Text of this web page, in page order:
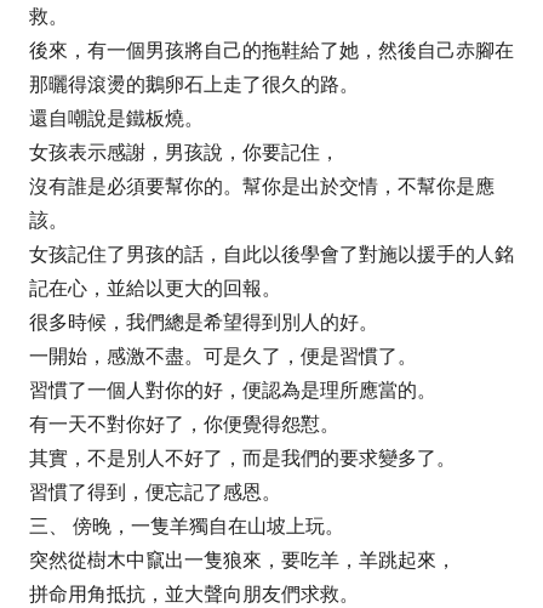
救。
後來，有一個男孩將自己的拖鞋給了她，然後自己赤腳在
那曬得滾燙的鵝卵石上走了很久的路。
還自嘲說是鐵板燒。
女孩表示感謝，男孩說，你要記住，
沒有誰是必須要幫你的。幫你是出於交情，不幫你是應
該。
女孩記住了男孩的話，自此以後學會了對施以援手的人銘
記在心，並給以更大的回報。
很多時候，我們總是希望得到別人的好。
一開始，感激不盡。可是久了，便是習慣了。
習慣了一個人對你的好，便認為是理所應當的。
有一天不對你好了，你便覺得怨懟。
其實，不是別人不好了，而是我們的要求變多了。
習慣了得到，便忘記了感恩。
三、 傍晚，一隻羊獨自在山坡上玩。
突然從樹木中竄出一隻狼來，要吃羊，羊跳起來，
拼命用角抵抗，並大聲向朋友們求救。